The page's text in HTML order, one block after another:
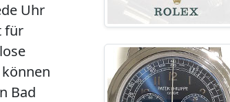
Uhr
für
Bad